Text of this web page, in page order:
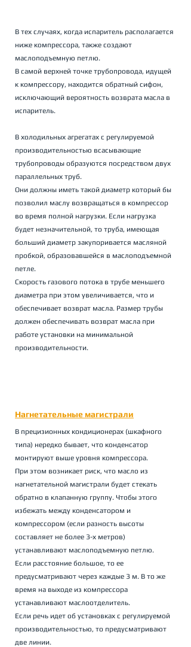
В тех случаях, когда испаритель располагается
ниже компрессора, также создают
маслоподъемную петлю.
В самой верхней точке трубопровода, идущей
к компрессору, находится обратный сифон,
исключающий вероятность возврата масла в
испаритель.
В холодильных агрегатах с регулируемой
производительностью всасывающие
трубопроводы образуются посредством двух
параллельных труб.
Они должны иметь такой диаметр который бы
позволил маслу возвращаться в компрессор
во время полной нагрузки. Если нагрузка
будет незначительной, то труба, имеющая
больший диаметр закупоривается масляной
пробкой, образовавшейся в маслоподъемной
петле.
Скорость газового потока в трубе меньшего
диаметра при этом увеличивается, что и
обеспечивает возврат масла. Размер трубы
должен обеспечивать возврат масла при
работе установки на минимальной
производительности.
Нагнетательные магистрали
В прецизионных кондиционерах (шкафного
типа) нередко бывает, что конденсатор
монтируют выше уровня компрессора.
При этом возникает риск, что масло из
нагнетательной магистрали будет стекать
обратно в клапанную группу. Чтобы этого
избежать между конденсатором и
компрессором (если разность высоты
составляет не более 3-х метров)
устанавливают маслоподъемную петлю.
Если расстояние большое, то ее
предусматривают через каждые 3 м. В то же
время на выходе из компрессора
устанавливают маслоотделитель.
Если речь идет об установках с регулируемой
производительностью, то предусматривают
две линии.